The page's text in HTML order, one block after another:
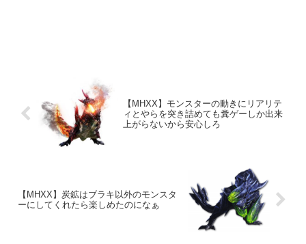
【MHXX】モンスターの動きにリアリテ
ィとやらを突き詰めても糞ゲーしか出来
上がらないから安心しろ
【MHXX】炭鉱はブラキ以外のモンスタ
ーにしてくれたら楽しめたのになぁ